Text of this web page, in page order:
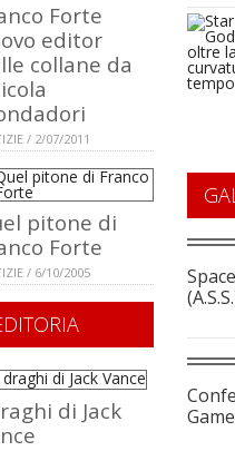
Forte
editor
collane da
/ 2/07/2011
pitone di
Forte
/ 6/10/2005
di Jack